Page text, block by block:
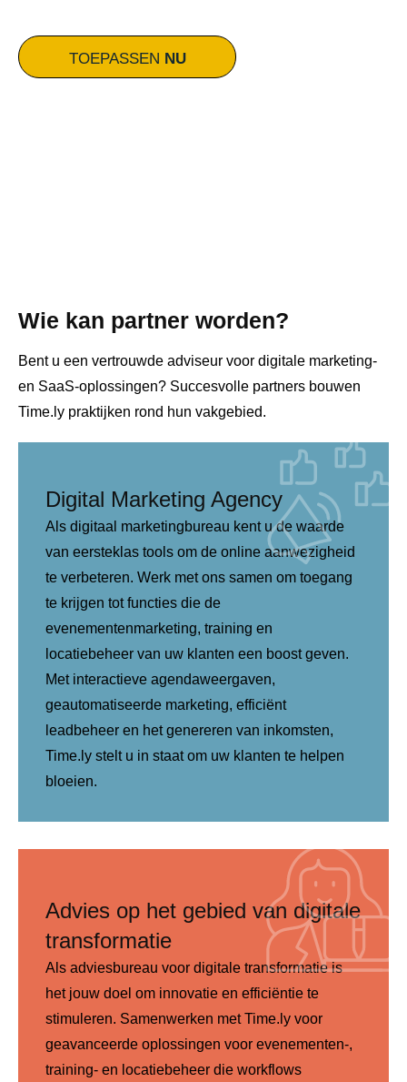
TOEPASSEN NU
Wie kan partner worden?
Bent u een vertrouwde adviseur voor digitale marketing-
en SaaS-oplossingen? Succesvolle partners bouwen
Time.ly praktijken rond hun vakgebied.
Digital Marketing Agency
Als digitaal marketingbureau kent u de waarde
van eersteklas tools om de online aanwezigheid
te verbeteren. Werk met ons samen om toegang
te krijgen tot functies die de
evenementenmarketing, training en
locatiebeheer van uw klanten een boost geven.
Met interactieve agendaweergaven,
geautomatiseerde marketing, efficiënt
leadbeheer en het genereren van inkomsten,
Time.ly stelt u in staat om uw klanten te helpen
bloeien.
Advies op het gebied van digitale
transformatie
Als adviesbureau voor digitale transformatie is
het jouw doel om innovatie en efficiëntie te
stimuleren. Samenwerken met Time.ly voor
geavanceerde oplossingen voor evenementen-,
training- en locatiebeheer die workflows